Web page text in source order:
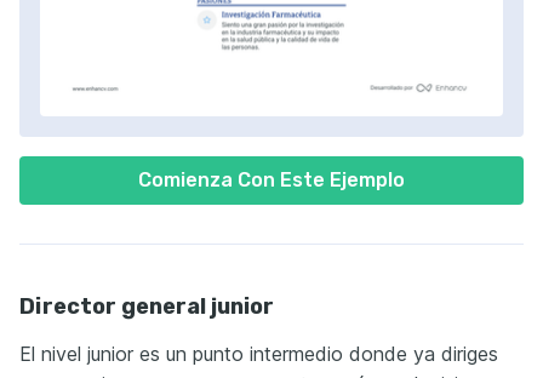
Comienza Con Este Ejemplo
Director general junior
El nivel junior es un punto intermedio donde ya diriges